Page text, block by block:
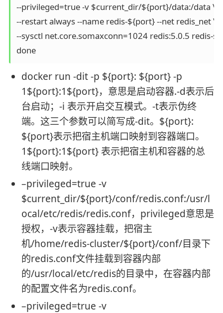
--privileged=true -v $current_dir/${port}/data:/data \
--restart always --name redis-${port} --net redis_net \
--sysctl net.core.somaxconn=1024 redis:5.0.5 redis-
done
docker run -dit -p ${port}: ${port} -p
1${port}:1${port}，意思是启动容器.-d表示后
台启动；-i 表示开启交互模式。-t表示伪终
端。这三个参数可以简写成-dit。${port}:
${port}表示把宿主机端口映射到容器端口。
1${port}:1${port} 表示把宿主机和容器的总
线端口映射。
–privileged=true -v
$current_dir/${port}/conf/redis.conf:/usr/l
ocal/etc/redis/redis.conf，privileged意思是
授权，-v表示容器挂载，把宿主
机/home/redis-cluster/${port}/conf/目录下
的redis.conf文件挂载到容器内部
的/usr/local/etc/redis的目录中，在容器内部
的配置文件名为redis.conf。
–privileged=true -v